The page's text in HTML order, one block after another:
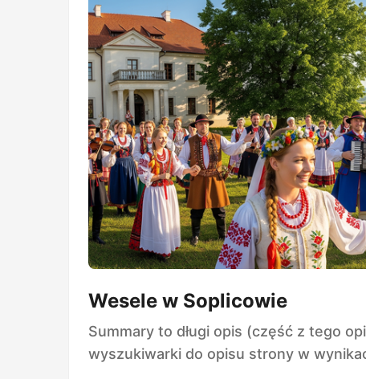
Wesele w Soplicowie
Summary to długi opis (część z tego
wyszukiwarki do opisu strony w